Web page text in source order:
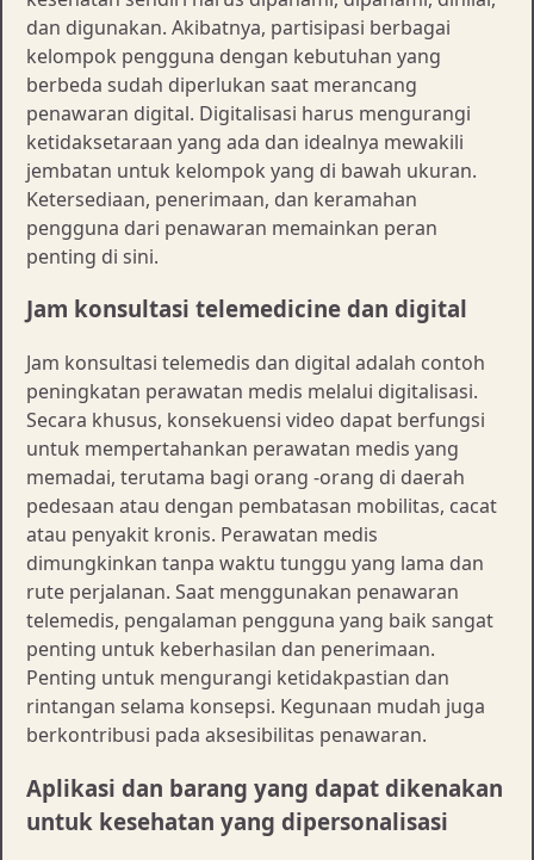
dan digunakan. Akibatnya, partisipasi berbagai
kelompok pengguna dengan kebutuhan yang
berbeda sudah diperlukan saat merancang
penawaran digital. Digitalisasi harus mengurangi
ketidaksetaraan yang ada dan idealnya mewakili
jembatan untuk kelompok yang di bawah ukuran.
Ketersediaan, penerimaan, dan keramahan
pengguna dari penawaran memainkan peran
penting di sini.
Jam konsultasi telemedicine dan digital
Jam konsultasi telemedis dan digital adalah contoh
peningkatan perawatan medis melalui digitalisasi.
Secara khusus, konsekuensi video dapat berfungsi
untuk mempertahankan perawatan medis yang
memadai, terutama bagi orang -orang di daerah
pedesaan atau dengan pembatasan mobilitas, cacat
atau penyakit kronis. Perawatan medis
dimungkinkan tanpa waktu tunggu yang lama dan
rute perjalanan. Saat menggunakan penawaran
telemedis, pengalaman pengguna yang baik sangat
penting untuk keberhasilan dan penerimaan.
Penting untuk mengurangi ketidakpastian dan
rintangan selama konsepsi. Kegunaan mudah juga
berkontribusi pada aksesibilitas penawaran.
Aplikasi dan barang yang dapat dikenakan
untuk kesehatan yang dipersonalisasi